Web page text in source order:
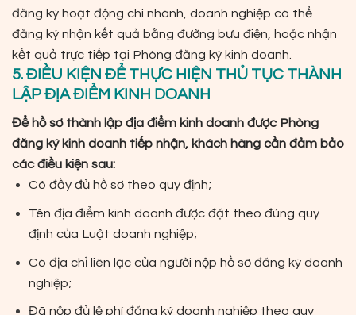
đăng ký hoạt động chi nhánh, doanh nghiệp có thể
đăng ký nhận kết quả bằng đường bưu điện, hoặc nhận
kết quả trực tiếp tại Phòng đăng ký kinh doanh.
5. ĐIỀU KIỆN ĐỂ THỰC HIỆN THỦ TỤC THÀNH
LẬP ĐỊA ĐIỂM KINH DOANH
Để hồ sơ thành lập địa điểm kinh doanh được Phòng
đăng ký kinh doanh tiếp nhận, khách hàng cần đảm bảo
các điều kiện sau:
Có đầy đủ hồ sơ theo quy định;
Tên địa điểm kinh doanh được đặt theo đúng quy
định của Luật doanh nghiệp;
Có địa chỉ liên lạc của người nộp hồ sơ đăng ký doanh
nghiệp;
Đã nộp đủ lệ phí đăng ký doanh nghiệp theo quy